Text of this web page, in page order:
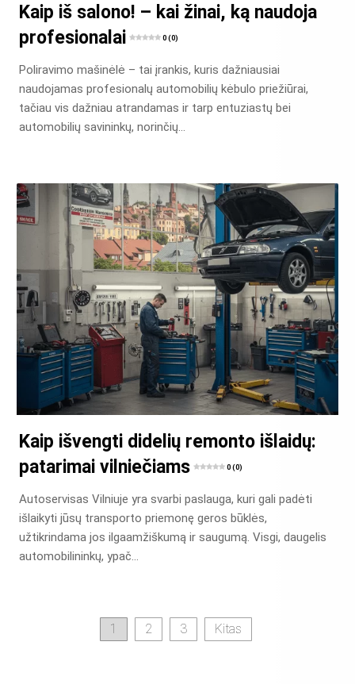
Kaip iš salono! – kai žinai, ką naudoja
profesionalai
0 (0)
Poliravimo mašinėlė – tai įrankis, kuris dažniausiai
naudojamas profesionalų automobilių kėbulo priežiūrai,
tačiau vis dažniau atrandamas ir tarp entuziastų bei
automobilių savininkų, norinčių…
Kaip išvengti didelių remonto išlaidų:
patarimai vilniečiams
0 (0)
Autoservisas Vilniuje yra svarbi paslauga, kuri gali padėti
išlaikyti jūsų transporto priemonę geros būklės,
užtikrindama jos ilgaamžiškumą ir saugumą. Visgi, daugelis
automobilininkų, ypač…
1 2 3 Kitas